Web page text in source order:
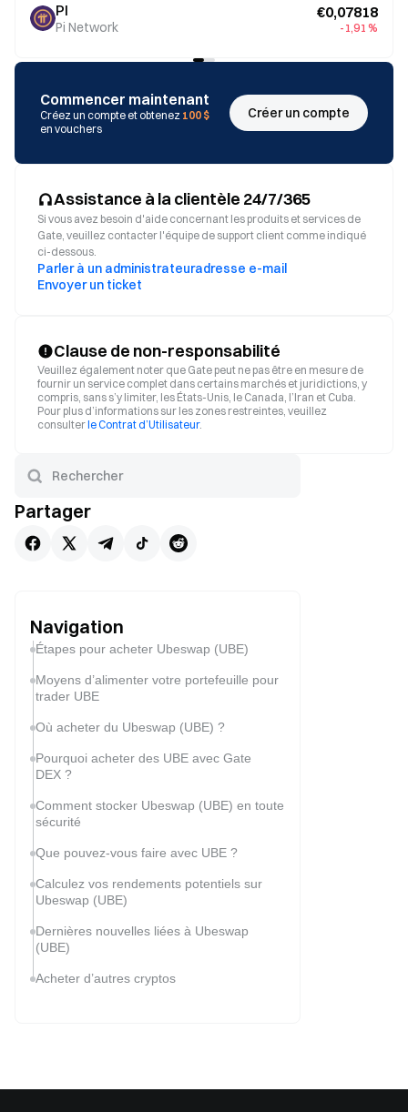
PI
Pi Network
€0,07818
-1,91 %
Commencer maintenant
Créez un compte et obtenez 100 $
en vouchers
Créer un compte
Assistance à la clientèle 24/7/365
Si vous avez besoin d'aide concernant les produits et services de
Gate, veuillez contacter l'équipe de support client comme indiqué
ci-dessous.
Parler à un administrateuradresse e-mail
Envoyer un ticket
Clause de non-responsabilité
Veuillez également noter que Gate peut ne pas être en mesure de
fournir un service complet dans certains marchés et juridictions, y
compris, sans s’y limiter, les États-Unis, le Canada, l’Iran et Cuba.
Pour plus d’informations sur les zones restreintes, veuillez
consulterle Contrat d’Utilisateur.
Partager
Navigation
Étapes pour acheter Ubeswap (UBE)
Moyens d’alimenter votre portefeuille pour
trader UBE
Où acheter du Ubeswap (UBE) ?
Pourquoi acheter des UBE avec Gate
DEX ?
Comment stocker Ubeswap (UBE) en toute
sécurité
Que pouvez-vous faire avec UBE ?
Calculez vos rendements potentiels sur
Ubeswap (UBE)
Dernières nouvelles liées à Ubeswap
(UBE)
Acheter d’autres cryptos